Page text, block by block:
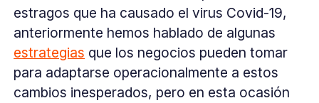
estragos que ha causado el virus Covid-19,
anteriormente hemos hablado de algunas
estrategias que los negocios pueden tomar
para adaptarse operacionalmente a estos
cambios inesperados, pero en esta ocasión